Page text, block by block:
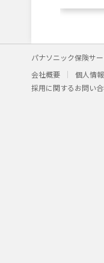
パナソニック保険サ
会社概要
個人情
採用に関するお問い